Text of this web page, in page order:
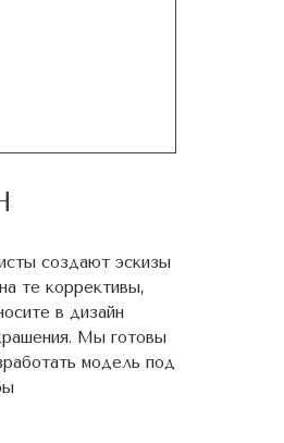
создают эскизы
те коррективы,
в дизайн
Мы готовы
модель под